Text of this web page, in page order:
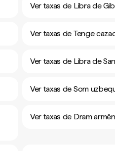
Ver taxas de Libra de
Ver taxas de Tenge
Ver taxas de Libra de
Ver taxas de Som
Ver taxas de Dram